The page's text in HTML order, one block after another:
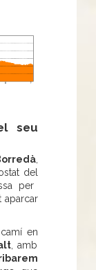
seu
del
per
aparcar
en
, amb